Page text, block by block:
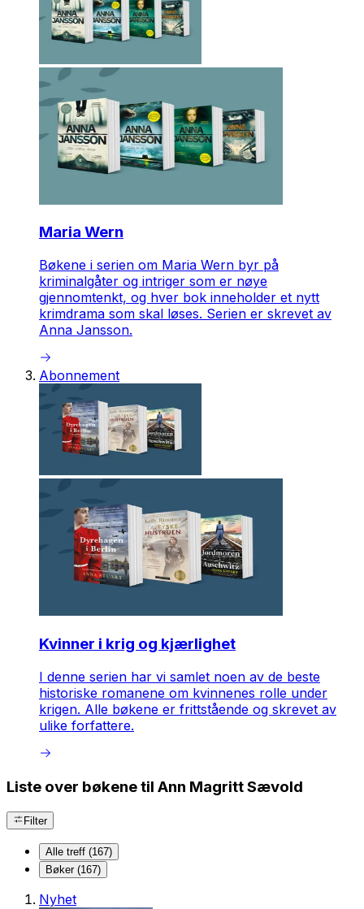
Maria Wern
Bøkene i serien om Maria Wern byr på
kriminalgåter og intriger som er nøye
gjennomtenkt, og hver bok inneholder et nytt
krimdrama som skal løses. Serien er skrevet av
Anna Jansson.
Abonnement
Kvinner i krig og kjærlighet
I denne serien har vi samlet noen av de beste
historiske romanene om kvinnenes rolle under
krigen. Alle bøkene er frittstående og skrevet av
ulike forfattere.
Liste over bøkene til Ann Magritt Sævold
Filter
Alle treff (167)
Bøker (167)
Nyhet